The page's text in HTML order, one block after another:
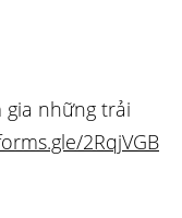
những trải
2RqjVGB